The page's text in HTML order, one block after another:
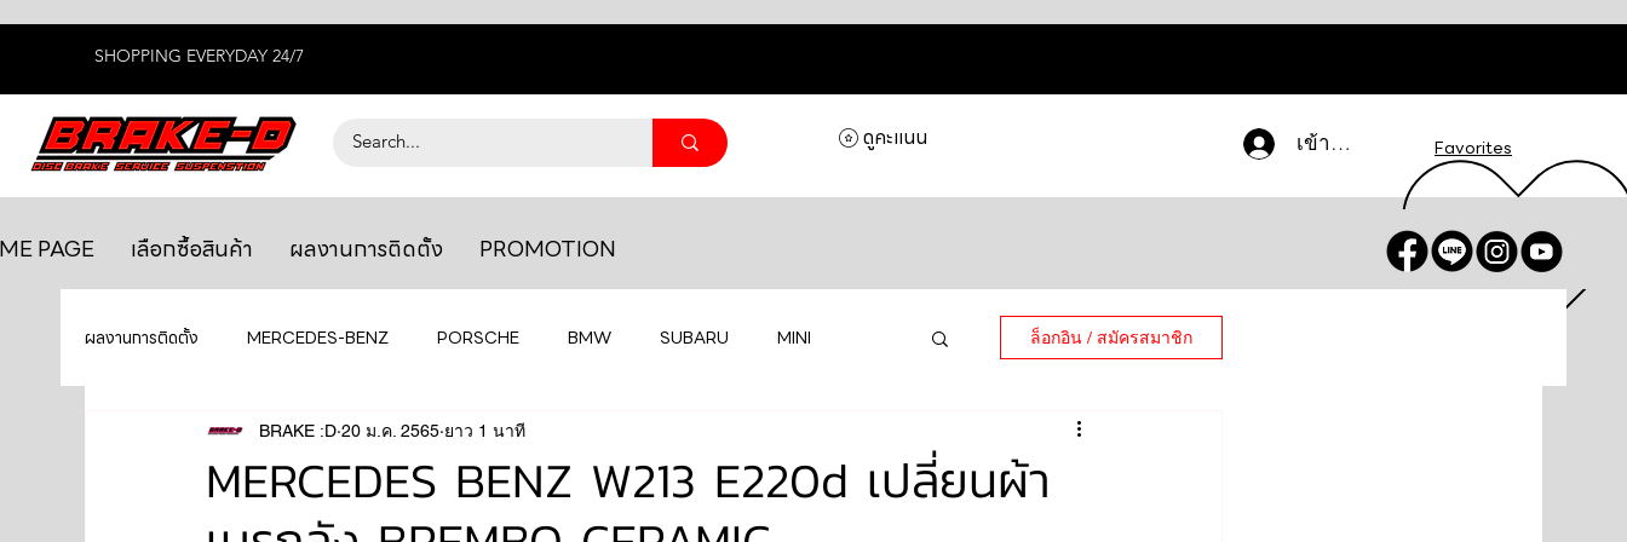
SHOPPING EVERYDAY 24/7
เข้าสู่ระบบ Favorites
ดูคะแนน
PAGE เลือกซื้อสินค้า ผลงานการติดตั้ง PROMOTION
ผลงานการติดตั้ง MERCEDES-BENZ PORSCHE BMW SUBARU MINI
BENTLEY LEXUS ยางรถยนต์ AUDI
MAHLE MAZDA TOYOTA HONDA VOLKSWAGEN
ล็อกอิน / สมัครสมาชิก
MERCEDES BENZ W213 E220d เปลี่ยนผ้า
BRAKE :D 20 ม.ค. 2565 ยาว 1 นาที